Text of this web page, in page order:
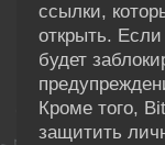
ссылки,
открыть.
будет
Кроме того,
защитить